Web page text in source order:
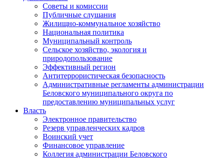
Советы и комиссии
Публичные слушания
Жилищно-коммунальное хозяйство
Национальная политика
Муниципальный контроль
Сельское хозяйство, экология и
природопользование
Эффективный регион
Антитеррористическая безопасность
Административные регламенты администрации
Беловского муниципального округа по
предоставлению муниципальных услуг
Власть
Электронное правительство
Резерв управленческих кадров
Воинский учет
Финансовое управление
Коллегия администрации Беловского